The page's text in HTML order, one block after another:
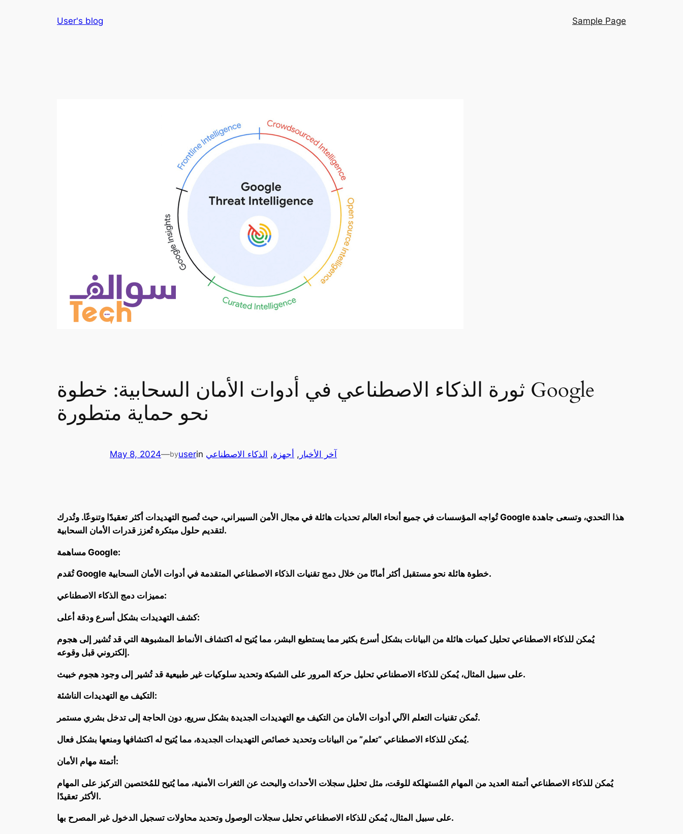
User's blog Sample Page
ثورة الذكاء الاصطناعي في أدوات الأمان السحابية: خطوة Google
نحو حماية متطورة
May 8, 2024—byuserin آخر الأخبار , أجهزة, الذكاء الاصطناعي
تُواجه المؤسسات في جميع أنحاء العالم تحديات هائلة في مجال الأمن السيبراني، حيث تُصبح التهديدات أكثر تعقيدًا وتنوعًا. وتُدرك Google هذا التحدي، وتسعى جاهدة
لتقديم حلول مبتكرة تُعزز قدرات الأمان السحابية.
مساهمة Google:
تُقدم Google خطوة هائلة نحو مستقبل أكثر أمانًا من خلال دمج تقنيات الذكاء الاصطناعي المتقدمة في أدوات الأمان السحابية.
مميزات دمج الذكاء الاصطناعي:
كشف التهديدات بشكل أسرع ودقة أعلى:
يُمكن للذكاء الاصطناعي تحليل كميات هائلة من البيانات بشكل أسرع بكثير مما يستطيع البشر، مما يُتيح له اكتشاف الأنماط المشبوهة التي قد تُشير إلى هجوم
إلكتروني قبل وقوعه.
على سبيل المثال، يُمكن للذكاء الاصطناعي تحليل حركة المرور على الشبكة وتحديد سلوكيات غير طبيعية قد تُشير إلى وجود هجوم خبيث.
التكيف مع التهديدات الناشئة:
تُمكن تقنيات التعلم الآلي أدوات الأمان من التكيف مع التهديدات الجديدة بشكل سريع، دون الحاجة إلى تدخل بشري مستمر.
يُمكن للذكاء الاصطناعي “تعلم” من البيانات وتحديد خصائص التهديدات الجديدة، مما يُتيح له اكتشافها ومنعها بشكل فعال.
أتمتة مهام الأمان:
يُمكن للذكاء الاصطناعي أتمتة العديد من المهام المُستهلكة للوقت، مثل تحليل سجلات الأحداث والبحث عن الثغرات الأمنية، مما يُتيح للمُختصين التركيز على المهام
الأكثر تعقيدًا.
على سبيل المثال، يُمكن للذكاء الاصطناعي تحليل سجلات الوصول وتحديد محاولات تسجيل الدخول غير المصرح بها.